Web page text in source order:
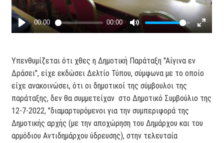
Υπενθυμίζεται ότι χθες η Δημοτική Παράταξη "Αίγινα εν
Δράσει", είχε εκδώσει Δελτίο Τύπου, σύμφωνα με το οποίο
είχε ανακοινώσει, ότι οι δημοτικοί της σύμβουλοι της
παράταξης, δεν θα συμμετείχαν στο Δημοτικό Συμβούλιο της
12-7-2022, "διαμαρτυρόμενοι για την συμπεριφορά της
Δημοτικής αρχής (με την αποχώρηση του Δημάρχου και του
αρμόδιου Αντιδημάρχου ύδρευσης), στην τελευταία